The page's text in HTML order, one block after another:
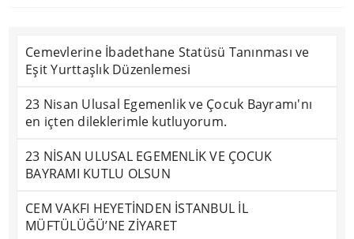
Cemevlerine İbadethane Statüsü Tanınması ve
Eşit Yurttaşlık Düzenlemesi
23 Nisan Ulusal Egemenlik ve Çocuk Bayramı'nı
en içten dileklerimle kutluyorum.
23 NİSAN ULUSAL EGEMENLİK VE ÇOCUK
BAYRAMI KUTLU OLSUN
CEM VAKFI HEYETİNDEN İSTANBUL İL
MÜFTÜLÜĞÜ’NE ZİYARET